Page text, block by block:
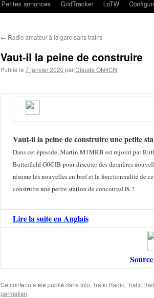
Petites annonces
GridTracker LoTW
← Radio amateur à la gare sans trains
Vaut-il la peine de construire
Publié le 7 janvier 2020 parClaude ON4CN
Vaut-il la peine de construire une petite
Dans cet épisode, Martin M1MRB est rejoint par
Butterfield G0CIB pour discuter des dernières
résume les nouvelles en bref et la fonctionnalité de
construire une petite station de concours/DX ?
Lire la suite en Anglais
Ce contenu a été publié dans Info, Trafic Radio, Trafic
permalien.